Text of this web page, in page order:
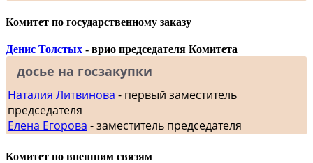
Комитет по государственному заказу
Денис Толстых - врио председателя Комитета
досье на госзакупки
Наталия Литвинова - первый заместитель
председателя
Елена Егорова - заместитель председателя
Комитет по внешним связям